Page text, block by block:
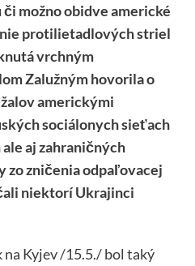
možno obidve americké
protilietadlových striel
vrchným
Zalužným hovorila o
americkými
sociálonych sieťach
aj zahraničných
zo zničenia odpaľovacej
niektorí Ukrajinci
Kyjev /15.5./ bol taký